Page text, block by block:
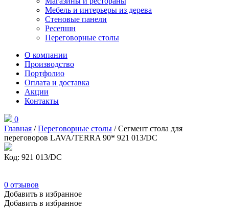
Мебель и интерьеры из дерева
Стеновые панели
Ресепшн
Переговорные столы
О компании
Производство
Портфолио
Оплата и доставка
Акции
Контакты
0
Главная /Переговорные столы / Сегмент стола для
переговоров LAVA/TERRA 90* 921 013/DC
Код: 921 013/DC
0 отзывов
Добавить в избранное
Добавить в избранное